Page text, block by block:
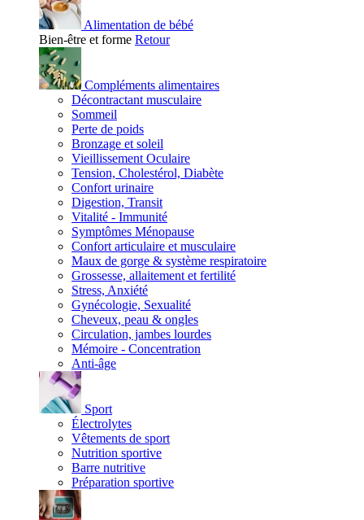
Alimentation de bébé
Bien-être et forme Retour
Compléments alimentaires
Décontractant musculaire
Sommeil
Perte de poids
Bronzage et soleil
Vieillissement Oculaire
Tension, Cholestérol, Diabète
Confort urinaire
Digestion, Transit
Vitalité - Immunité
Symptômes Ménopause
Confort articulaire et musculaire
Maux de gorge & système respiratoire
Grossesse, allaitement et fertilité
Stress, Anxiété
Gynécologie, Sexualité
Cheveux, peau & ongles
Circulation, jambes lourdes
Mémoire - Concentration
Anti-âge
Sport
Électrolytes
Vêtements de sport
Nutrition sportive
Barre nutritive
Préparation sportive